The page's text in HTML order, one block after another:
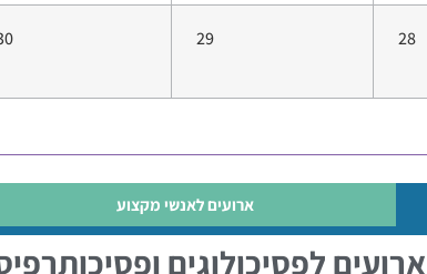
28
29
ארועים לאנשי מקצוע​
ארועים לפסיכולוגים